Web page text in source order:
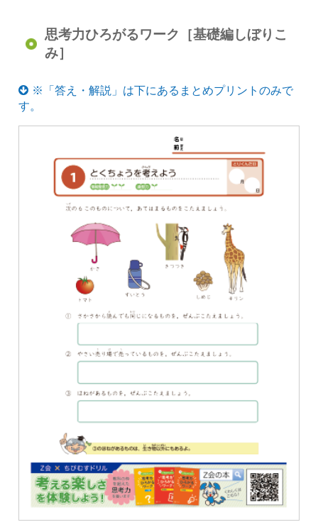
思考力ひろがるワーク［基礎編しぼりこ
み］
※「答え・解説」は下にあるまとめプリントのみで
す。